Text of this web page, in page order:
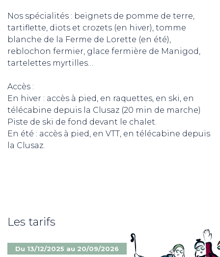
Nos spécialités : beignets de pomme de terre,
tartiflette, diots et crozets (en hiver), tomme
blanche de la Ferme de Lorette (en été),
reblochon fermier, glace fermière de Manigod,
tartelettes myrtilles…
Accès :
En hiver : accès à pied, en raquettes, en ski, en
télécabine depuis la Clusaz (20 min de marche)
Piste de ski de fond devant le chalet.
En été : accès à pied, en VTT, en télécabine depuis
la Clusaz.
Les tarifs
Du 13/12/2025 au 20/09/2026